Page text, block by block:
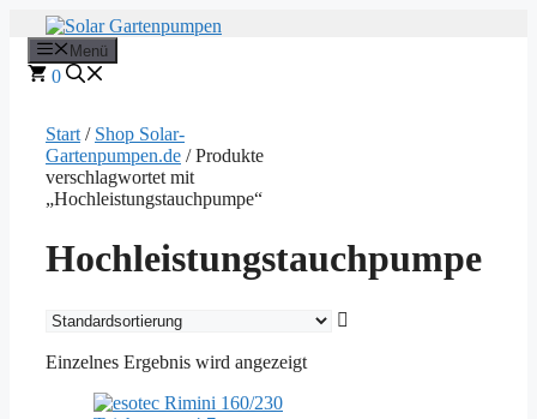
Inhalt
springen
Menü
0
Start / Shop Solar-
Gartenpumpen.de / Produkte
verschlagwortet mit
„Hochleistungstauchpumpe“
Hochleistungstauchpumpe
Einzelnes Ergebnis wird angezeigt